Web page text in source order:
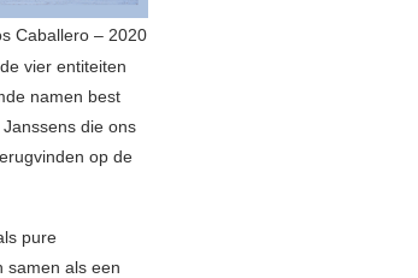
Caballero – 2020
vier entiteiten
namen best
die ons
op de
pure
samen als een